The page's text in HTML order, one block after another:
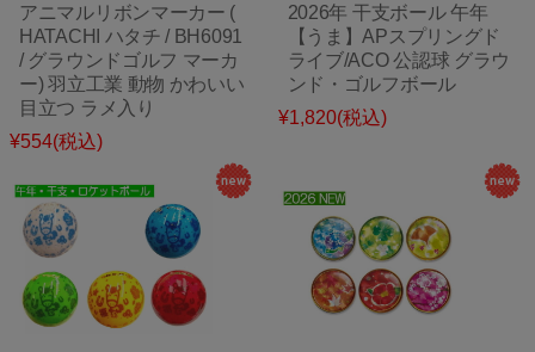
アニマルリボンマーカー (
HATACHI ハタチ / BH6091
/ グラウンドゴルフ マーカ
ー) 羽立工業 動物 かわいい
目立つ ラメ入り
¥554(税込)
2026年 干支ボール 午年
【うま】APスプリングド
ライブ/ACO 公認球 グラウ
ンド・ゴルフボール
¥1,820(税込)